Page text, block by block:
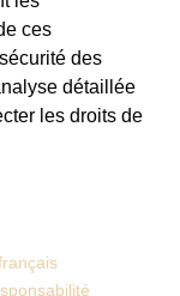
ces
des
détaillée
les droits de